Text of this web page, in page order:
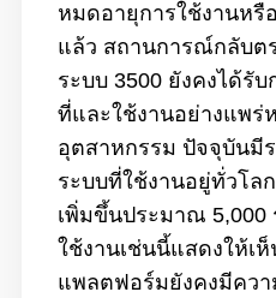
หมดอายุการใช้งานหรื
แล้ว สถานการณ์กลับต
ระบบ 3500 ยังคงได้รั
ที่และใช้งานอย่างแพร่
อุตสาหกรรม ปัจจุบันมี
ระบบที่ใช้งานอยู่ทั่วโล
เพิ่มขึ้นประมาณ 5,000
ใช้งานเช่นนี้แสดงให้เ
แพลตฟอร์มยังคงมีควา